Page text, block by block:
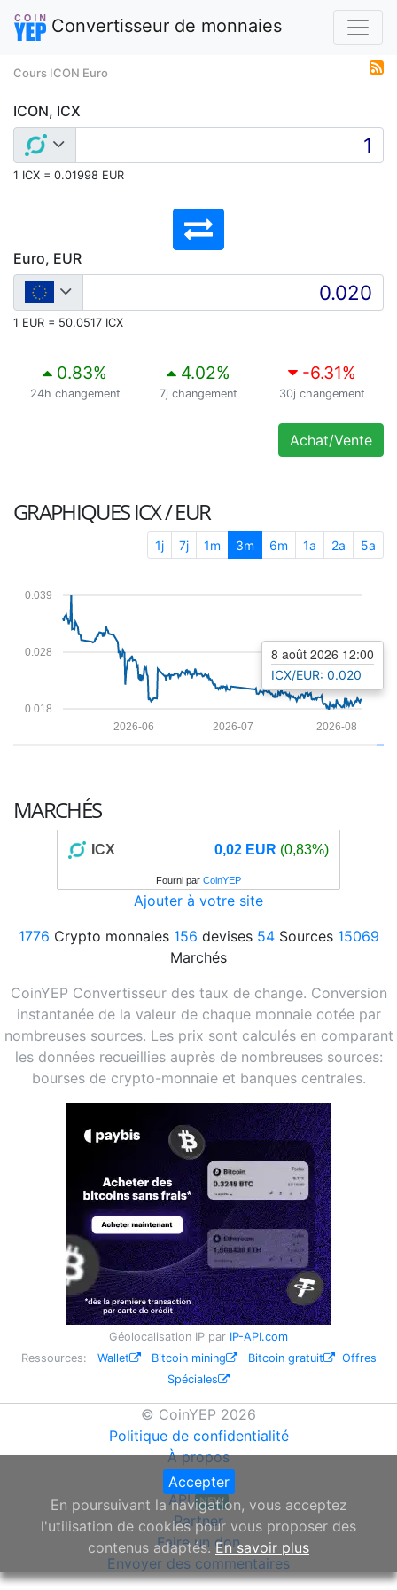
Convertisseur de monnaies
Cours ICON Euro
ICON, ICX
1 ICX = 0.01998 EUR
Euro, EUR
1 EUR = 50.0517 ICX
0.83%
24h changement
4.02%
7j changement
-6.31%
30j changement
Achat/Vente
GRAPHIQUESICX / EUR
1j 7j 1m 3m 6m 1a 2a 5a
0.018
0.028
0.039
2026-08
2026-07
2026-06
8 août 2026 12:00
ICX/EUR: 0.020
MARCHÉS
ICX 0,02 EUR (0,83%)
Fourni par CoinYEP
Ajouter à votre site
1776 Crypto monnaies 156 devises 54Sources 15069
Marchés
CoinYEP Convertisseur des taux de change. Conversion
instantanée de la valeur de chaque monnaie cotée par
nombreuses sources. Les prix sont calculés en comparant
les données recueillies auprès de nombreuses sources:
bourses de crypto-monnaie et banques centrales.
Géolocalisation IP par IP-API.com
Ressources: Wallet Bitcoin mining Bitcoin gratuit
Offres
Spéciales
© CoinYEP 2026
Politique de confidentialité
À propos
Widget
API NEW
Partner
Faire un don
Envoyer des commentaires
Accepter
En poursuivant la navigation, vous acceptez
l'utilisation de cookies pour vous proposer des
contenus adaptés. En savoir plus